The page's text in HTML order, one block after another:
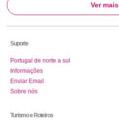
Ver mais
Suporte
Portugal de norte a sul
Informações
Enviar Email
Sobre nós
Turismo e Roteiros